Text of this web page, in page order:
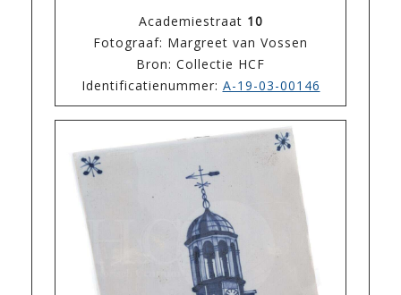
Academiestraat 10
Fotograaf: Margreet van Vossen
Bron: Collectie HCF
Identificatienummer: A-19-03-00146